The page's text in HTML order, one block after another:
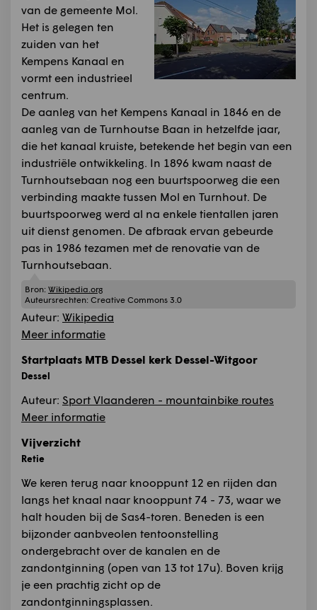
van de gemeente Mol.
Het is gelegen ten
zuiden van het
Kempens Kanaal en
vormt een industrieel
centrum.
De aanleg van het Kempens Kanaal in 1846 en de
aanleg van de Turnhoutse Baan in hetzelfde jaar,
die het kanaal kruiste, betekende het begin van een
industriële ontwikkeling. In 1896 kwam naast de
Turnhoutsebaan nog een buurtspoorweg die een
verbinding maakte tussen Mol en Turnhout. De
buurtspoorweg werd al na enkele tientallen jaren
uit dienst genomen. De afbraak ervan gebeurde
pas in 1986 tezamen met de renovatie van de
Turnhoutsebaan.
Bron: Wikipedia.org
Auteursrechten: Creative Commons 3.0
Auteur: Wikipedia
Meer informatie
Startplaats MTB Dessel kerk Dessel-Witgoor
Dessel
Auteur: Sport Vlaanderen - mountainbike routes
Meer informatie
Vijverzicht
Retie
We keren terug naar knooppunt 12 en rijden dan
langs het knaal naar knooppunt 74 - 73, waar we
halt houden bij de Sas4-toren. Beneden is een
bijzonder aanbveolen tentoonstelling
ondergebracht over de kanalen en de
zandontginning (open van 13 tot 17u). Boven krijg
je een prachtig zicht op de
zandontginningsplassen.